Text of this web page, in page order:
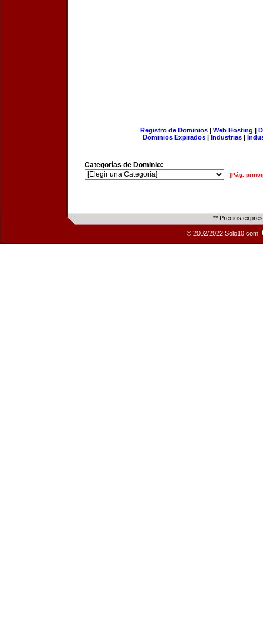
Registro de Dominios| Web Hosting |
Dominios Expirados | Industrias |
Categorías de Dominio:
[Pág.
** Precios
© 2002/2022 Solo10.com